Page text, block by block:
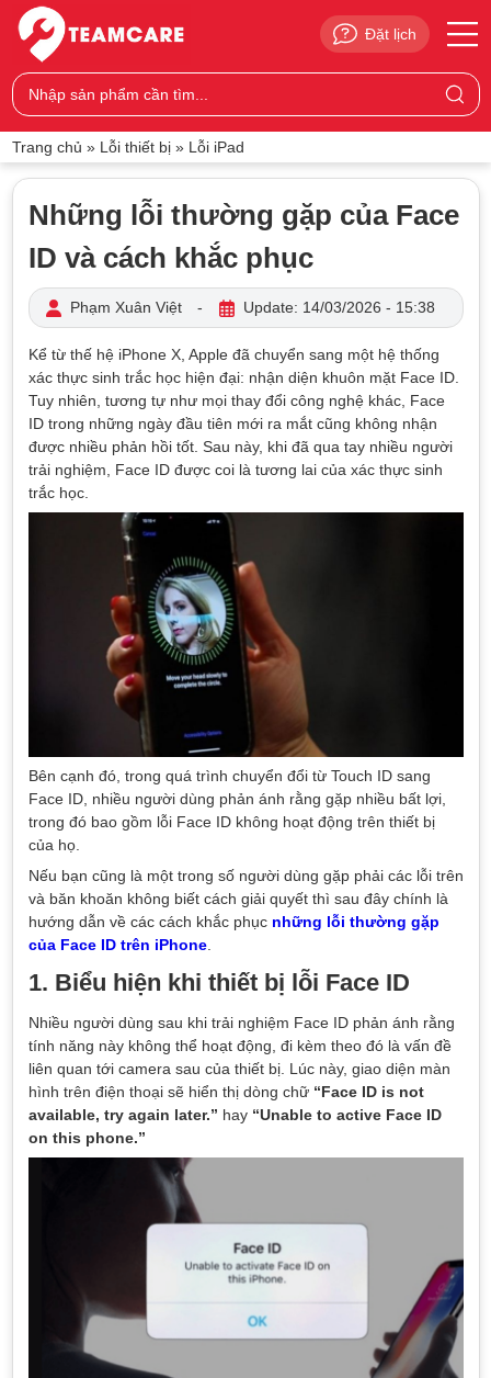
Đặt lịch
Trang chủ » Lỗi thiết bị» Lỗi iPad
Những lỗi thường gặp của Face
ID và cách khắc phục
Phạm Xuân Việt - Update: 14/03/2026 - 15:38
Kể từ thế hệ iPhone X, Apple đã chuyển sang một hệ thống
xác thực sinh trắc học hiện đại: nhận diện khuôn mặt Face ID.
Tuy nhiên, tương tự như mọi thay đổi công nghệ khác, Face
ID trong những ngày đầu tiên mới ra mắt cũng không nhận
được nhiều phản hồi tốt. Sau này, khi đã qua tay nhiều người
trải nghiệm, Face ID được coi là tương lai của xác thực sinh
trắc học.
Bên cạnh đó, trong quá trình chuyển đổi từ Touch ID sang
Face ID, nhiều người dùng phản ánh rằng gặp nhiều bất lợi,
trong đó bao gồm lỗi Face ID không hoạt động trên thiết bị
của họ.
Nếu bạn cũng là một trong số người dùng gặp phải các lỗi trên
và băn khoăn không biết cách giải quyết thì sau đây chính là
hướng dẫn về các cách khắc phục những lỗi thường gặp
của Face ID trên iPhone.
1. Biểu hiện khi thiết bị lỗi Face ID
Nhiều người dùng sau khi trải nghiệm Face ID phản ánh rằng
tính năng này không thể hoạt động, đi kèm theo đó là vấn đề
liên quan tới camera sau của thiết bị. Lúc này, giao diện màn
hình trên điện thoại sẽ hiển thị dòng chữ “Face ID is not
available, try again later.” hay “Unable to active Face ID
on this phone.”